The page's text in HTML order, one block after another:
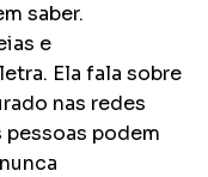
saber.
e
Ela fala sobre
nas redes
podem